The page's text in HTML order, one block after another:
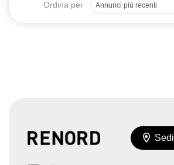
Ordina per Annunci più recenti
Sedi